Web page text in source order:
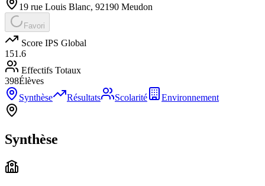
19 rue Louis Blanc, 92190 Meudon
Favori
Score IPS Global
151.6
Effectifs Totaux
398Élèves
Synthèse
Résultats Scolarité Environnement
Synthèse